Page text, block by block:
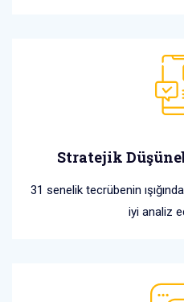
Stratejik
31 senelik tecrübenin
iyi analiz